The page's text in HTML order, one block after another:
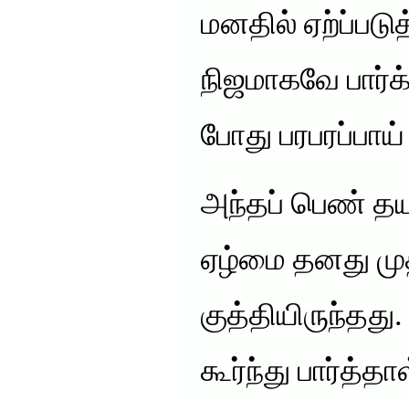
மனதில்
நிஜமாகவே
போது
அந்தப் பெண்
ஏழ்மை தனது
கூர்ந்து